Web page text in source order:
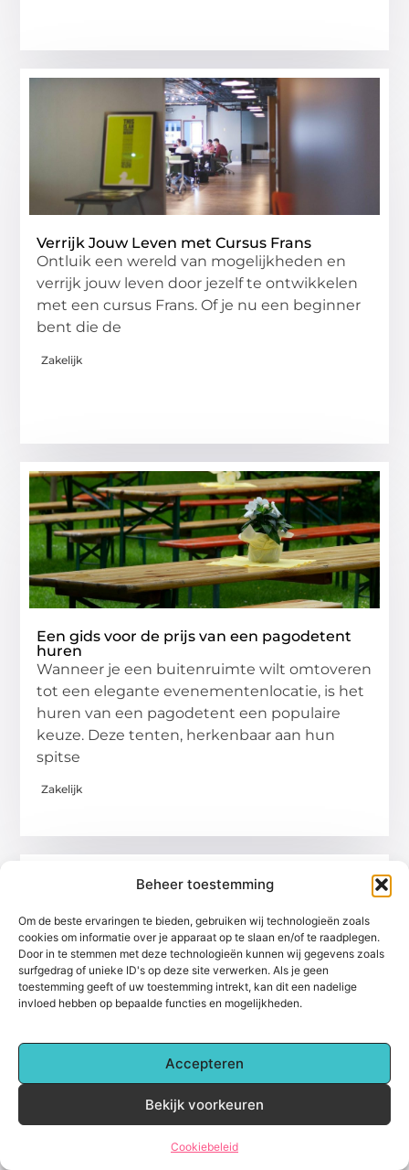
Beheer toestemming
Om de beste ervaringen te bieden, gebruiken wij technologieën zoals
cookies om informatie over je apparaat op te slaan en/of te raadplegen.
Door in te stemmen met deze technologieën kunnen wij gegevens zoals
surfgedrag of unieke ID's op deze site verwerken. Als je geen
toestemming geeft of uw toestemming intrekt, kan dit een nadelige
invloed hebben op bepaalde functies en mogelijkheden.
Accepteren
Bekijk voorkeuren
Cookiebeleid
Verrijk Jouw Leven met Cursus Frans
Ontluik een wereld van mogelijkheden en
verrijk jouw leven door jezelf te ontwikkelen
met een cursus Frans. Of je nu een beginner
bent die de
Zakelijk
Een gids voor de prijs van een pagodetent
huren
Wanneer je een buitenruimte wilt omtoveren
tot een elegante evenementenlocatie, is het
huren van een pagodetent een populaire
keuze. Deze tenten, herkenbaar aan hun
spitse
Zakelijk
tot Ontwerp
In de wereld van productontwikkeling is het
pad van een idee naar een tastbaar ontwerp
vaak lang en complex. Product engineering is
niet alleen een